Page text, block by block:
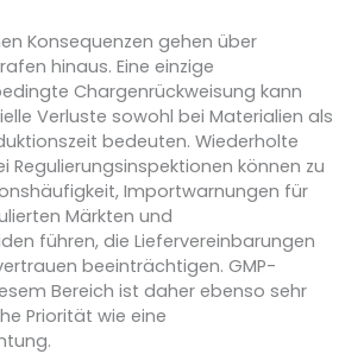
Konsequenzen gehen über
hinaus. Eine einzige
Chargenrückweisung kann
Verluste sowohl bei Materialien als
bedeuten. Wiederholte
Regulierungsinspektionen können zu
Importwarnungen für
Märkten und
führen, die Liefervereinbarungen
beeinträchtigen. GMP-
Bereich ist daher ebenso sehr
Priorität wie eine